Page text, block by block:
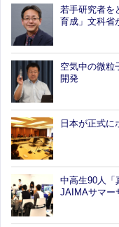
若手研究者
育成」文科省
空気中の微
開発
日本が正式に
中高生90人
JAIMAサマー